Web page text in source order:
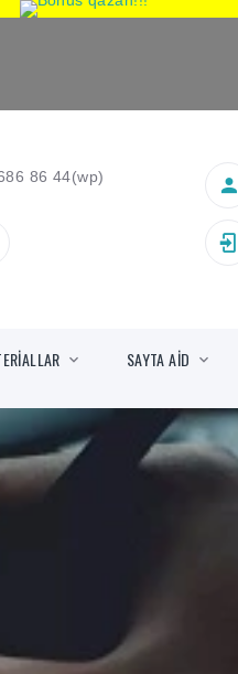
86 44(wp)
SAYTA AİD